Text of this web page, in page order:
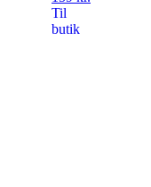
Til
butik